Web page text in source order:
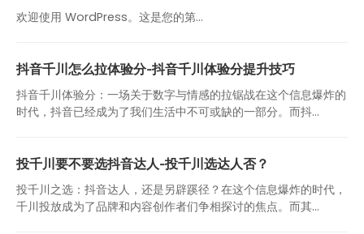
欢迎使用 WordPress。这是您的第…
抖音千川怎么拉体验分-抖音千川体验分提升技巧
抖音千川体验分：一场关于数字与情感的拉锯战在这个信息爆炸的
时代，抖音已经成为了我们生活中不可或缺的一部分。而抖...
投千川要不要选抖音达人-投千川选达人否？
投千川之选：抖音达人，还是另辟蹊径？在这个信息爆炸的时代，
千川投放成为了品牌和内容创作者们争相探讨的焦点。而其...